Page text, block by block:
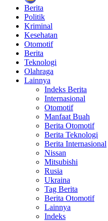
Berita
Politik
Kriminal
Kesehatan
Otomotif
Berita
Teknologi
Olahraga
Lainnya
Indeks Berita
Internasional
Otomotif
Manfaat Buah
Berita Otomotif
Berita Teknologi
Berita Internasional
Nissan
Mitsubishi
Rusia
Ukraina
Tag Berita
Berita Otomotif
Lainnya
Indeks